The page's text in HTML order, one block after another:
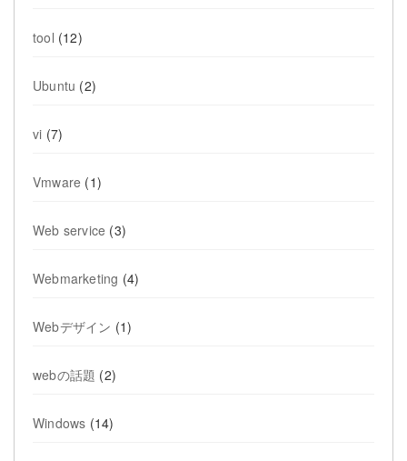
tool (12)
Ubuntu (2)
vi (7)
Vmware (1)
Web service (3)
Webmarketing (4)
Webデザイン (1)
webの話題 (2)
Windows (14)